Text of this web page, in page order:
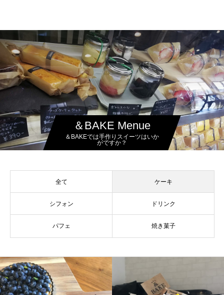
＆BAKE Menue
＆BAKEでは手作りスイーツはいか
がですか？
全て ケーキ
シフォン ドリンク
パフェ 焼き菓子